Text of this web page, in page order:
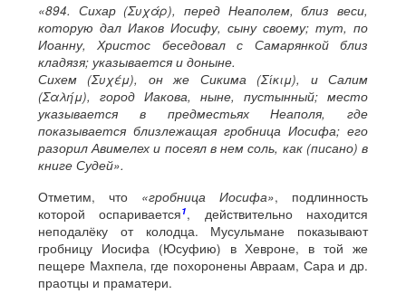
«894. Сихар (Συχάρ), перед Неаполем, близ веси,
которую дал Иаков Иосифу, сыну своему; тут, по
Иоанну, Христос беседовал с Самарянкой близ
кладязя; указывается и доныне.
Сихем (Συχέμ), он же Сикима (Σίκιμ), и Салим
(Σαλήμ), город Иакова, ныне, пустынный; место
указывается в предместьях Неаполя, где
показывается близлежащая гробница Иосифа; его
разорил Авимелех и посеял в нем соль, как (писано) в
книге Судей».
Отметим, что «гробница Иосифа», подлинность
которой оспаривается1, действительно находится
неподалёку от колодца. Мусульмане показывают
гробницу Иосифа (Юсуфию) в Хевроне, в той же
пещере Махпела, где похоронены Авраам, Сара и др.
праотцы и праматери.